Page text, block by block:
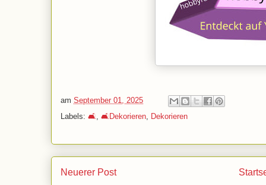
am September 01, 2025
Labels: 🛋️ 🛋️Dekorieren Dekorieren
Neuerer Post